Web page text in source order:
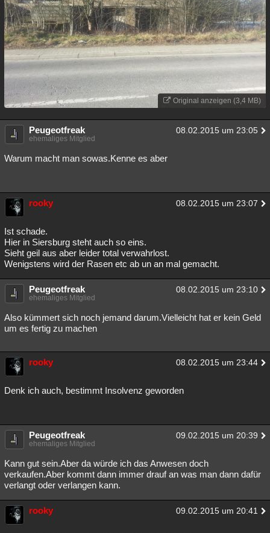
Original anzeigen (3,4 MB)
Peugeotfreak 08.02.2015 um 23:05
ehemaliges Mitglied
Warum macht man sowas.Kenne es aber
rooky 08.02.2015 um 23:07
Ist schade.
Hier in Siersburg steht auch so eins.
Sieht geil aus aber leider total verwahrlost.
Wenigstens wird der Rasen etc ab un an mal gemacht.
Peugeotfreak 08.02.2015 um 23:10
ehemaliges Mitglied
Also kümmert sich noch jemand darum.Vielleicht hat er kein Geld
um es fertig zu machen
rooky 08.02.2015 um 23:44
Denk ich auch, bestimmt Insolvenz geworden
Peugeotfreak 09.02.2015 um 20:39
ehemaliges Mitglied
Kann gut sein.Aber da würde ich das Anwesen doch
verkaufen.Aber kommt dann immer drauf an was man dann dafür
verlangt oder verlangen kann.
rooky 09.02.2015 um 20:41